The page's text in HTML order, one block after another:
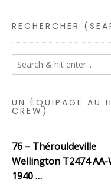
RECHERCHER
UN ÉQUIPAGE AU
CREW)
76 – Thérouldeville
Wellington T2474
1940 …